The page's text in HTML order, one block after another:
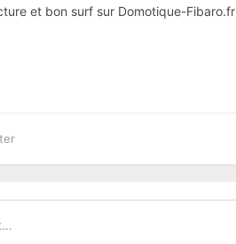
et bon surf sur Domotique-Fibaro.fr